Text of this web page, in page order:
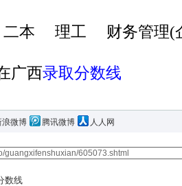
理工 财务管理(企
广西录取分数线
浪微博 腾讯微博 人人网
数线